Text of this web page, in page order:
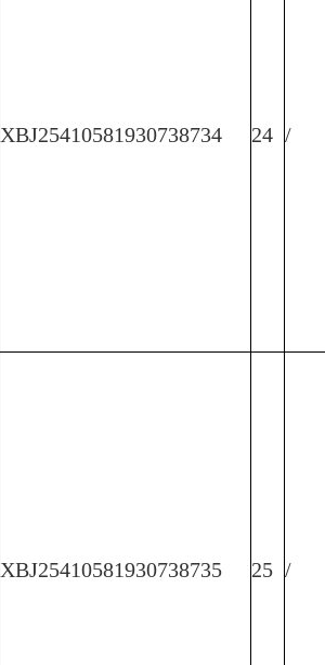
XBJ25410581930738734 24 /
XBJ25410581930738735 25 /